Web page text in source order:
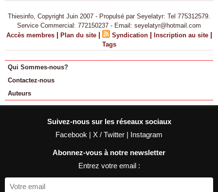
Thiesinfo, Copyright Juin 2007 - Propulsé par Seyelatyr: Tel 775312579.
Service Commercial: 772150237 - Email: seyelatyr@hotmail.com
Accès membres | Plan du site | Syndication | Inscription au site |
Tags
Qui Sommes-nous?
Contactez-nous
Auteurs
Suivez-nous sur les réseaux sociaux
Facebook | X / Twitter | Instagram
Abonnez-vous à notre newsletter
Entrez votre email :